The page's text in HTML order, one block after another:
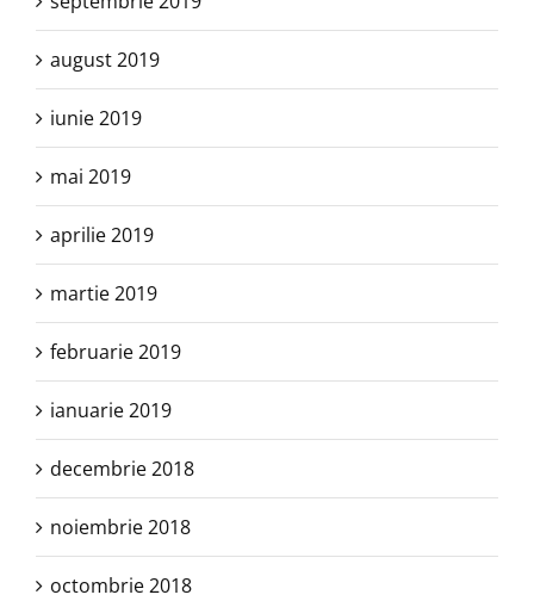
august 2019
iunie 2019
mai 2019
aprilie 2019
martie 2019
februarie 2019
ianuarie 2019
decembrie 2018
noiembrie 2018
octombrie 2018